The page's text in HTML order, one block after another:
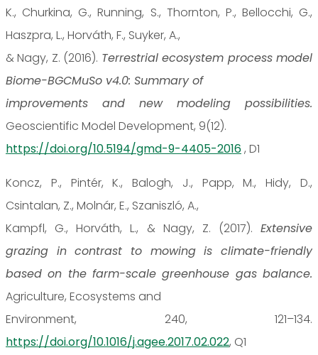
K., Churkina, G., Running, S., Thornton, P., Bellocchi, G.,
Haszpra, L., Horváth, F., Suyker, A.,
& Nagy, Z. (2016). Terrestrial ecosystem process model
Biome-BGCMuSo v4.0: Summary of
improvements and new modeling possibilities.
Geoscientific Model Development, 9(12).
https://doi.org/10.5194/gmd-9-4405-2016, D1
Koncz, P., Pintér, K., Balogh, J., Papp, M., Hidy, D.,
Csintalan, Z., Molnár, E., Szaniszló, A.,
Kampfl, G., Horváth, L., & Nagy, Z. (2017). Extensive
grazing in contrast to mowing is climate-friendly
based on the farm-scale greenhouse gas balance.
Agriculture, Ecosystems and
Environment, 240, 121–134.
https://doi.org/10.1016/j.agee.2017.02.022, Q1